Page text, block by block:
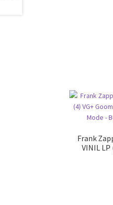
Frank
VINIL LP (4) VG+